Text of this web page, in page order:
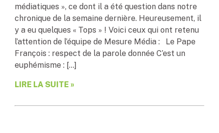
médiatiques », ce dont il a été question dans notre
chronique de la semaine dernière. Heureusement, il
y a eu quelques « Tops » ! Voici ceux qui ont retenu
l’attention de l’équipe de Mesure Média : Le Pape
François : respect de la parole donnée C’est un
euphémisme : […]
LIRE LA SUITE »